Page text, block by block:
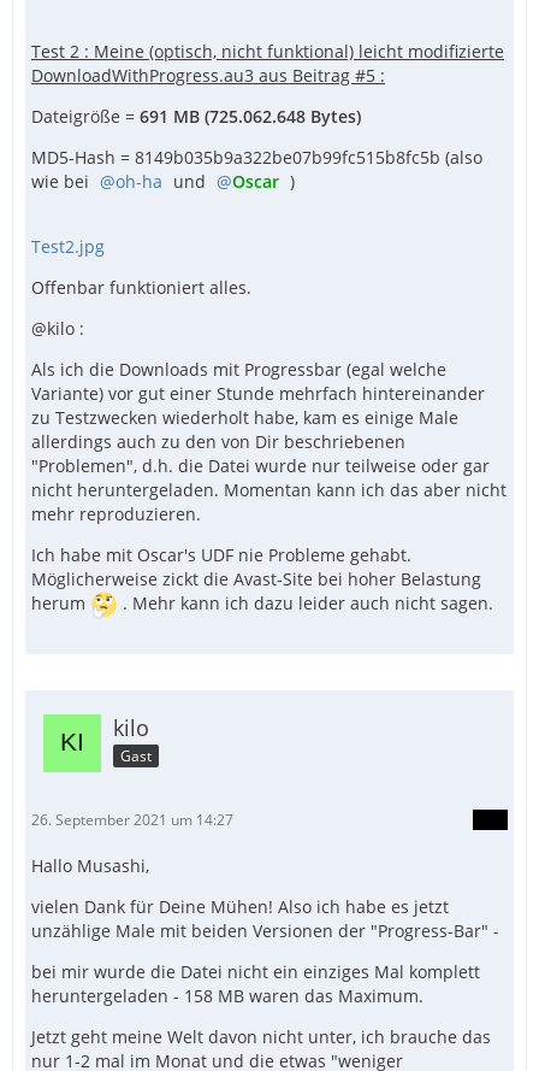
Test 2 : Meine (optisch, nicht funktional) leicht modifizierte
DownloadWithProgress.au3 aus Beitrag #5 :
Dateigröße = 691 MB (725.062.648 Bytes)
MD5-Hash = 8149b035b9a322be07b99fc515b8fc5b (also
wie bei
oh-ha und Oscar )
Test2.jpg
Offenbar funktioniert alles.
@kilo :
Als ich die Downloads mit Progressbar (egal welche
Variante) vor gut einer Stunde mehrfach hintereinander
zu Testzwecken wiederholt habe, kam es einige Male
allerdings auch zu den von Dir beschriebenen
"Problemen", d.h. die Datei wurde nur teilweise oder gar
nicht heruntergeladen. Momentan kann ich das aber nicht
mehr reproduzieren.
Ich habe mit Oscar's UDF nie Probleme gehabt.
Möglicherweise zickt die Avast-Site bei hoher Belastung
herum
. Mehr kann ich dazu leider auch nicht sagen.
kilo
Gast
26. September 2021 um 14:27
Hallo Musashi,
vielen Dank für Deine Mühen! Also ich habe es jetzt
unzählige Male mit beiden Versionen der "Progress-Bar" -
bei mir wurde die Datei nicht ein einziges Mal komplett
heruntergeladen - 158 MB waren das Maximum.
Jetzt geht meine Welt davon nicht unter, ich brauche das
nur 1-2 mal im Monat und die etwas "weniger